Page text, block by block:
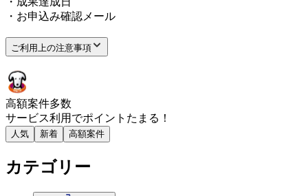
・お申込み確認メール
ご利用上の注意事項
高額案件多数
サービス利用でポイント たまる！
人気 新着 高額案件
カテゴリー